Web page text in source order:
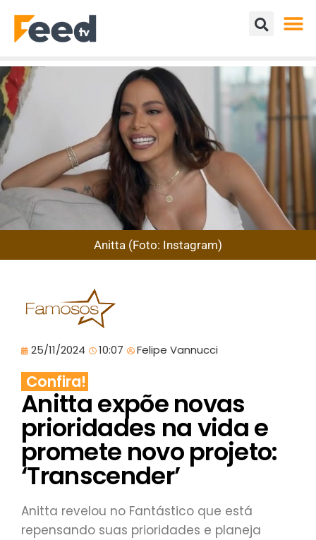
Anitta (Foto: Instagram)
25/11/2024 10:07 Felipe Vannucci
Confira!
Anitta expõe novas
prioridades na vida e
promete novo projeto:
‘Transcender’
Anitta revelou no Fantástico que está
repensando suas prioridades e planeja